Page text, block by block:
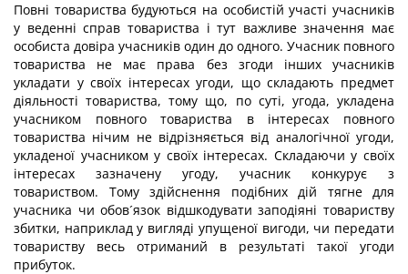
Повні товариства будуються на особистій участі учасників
у веденні справ товариства і тут важливе значення має
особиста довіра учасників один до одного. Учасник повного
товариства не має права без згоди інших учасників
укладати у своїх інтересах угоди, що складають предмет
діяльності товариства, тому що, по суті, угода, укладена
учасником повного товариства в інтересах повного
товариства нічим не відрізняється від аналогічної угоди,
укладеної учасником у своїх інтересах. Складаючи у своїх
інтересах зазначену угоду, учасник конкурує з
товариством. Тому здійснення подібних дій тягне для
учасника чи обов´язок відшкодувати заподіяні товариству
збитки, наприклад у вигляді упущеної вигоди, чи передати
товариству весь отриманий в результаті такої угоди
прибуток.